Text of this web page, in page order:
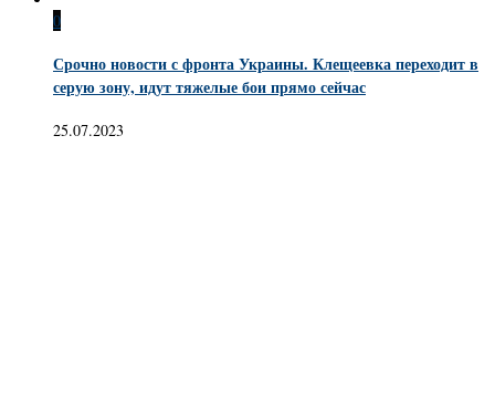
0
Срочно новости с фронта Украины. Клещеевка переходит в
серую зону, идут тяжелые бои прямо сейчас
25.07.2023